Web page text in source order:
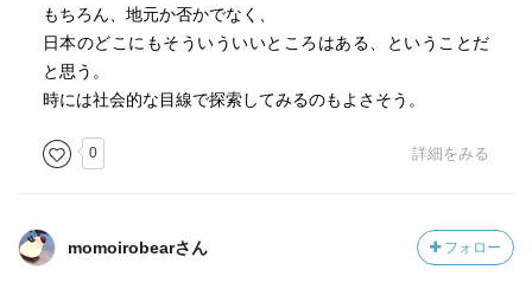
もちろん、地元か否かでなく、
日本のどこにもそういういいところはある、ということだ
と思う。
時には社会的な目線で探索してみるのもよさそう。
0 詳細をみる
momoirobearさん フォロー